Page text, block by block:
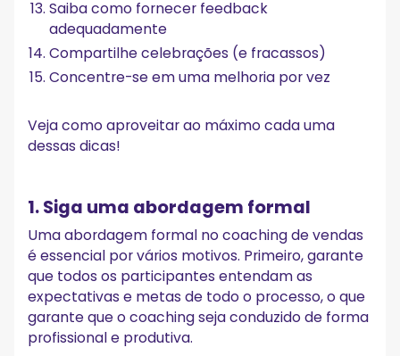
Saiba como fornecer feedback
adequadamente
Compartilhe celebrações (e fracassos)
Concentre-se em uma melhoria por vez
Veja como aproveitar ao máximo cada uma
dessas dicas!
1. Siga uma abordagem formal
Uma abordagem formal no coaching de vendas
é essencial por vários motivos. Primeiro, garante
que todos os participantes entendam as
expectativas e metas de todo o processo, o que
garante que o coaching seja conduzido de forma
profissional e produtiva.